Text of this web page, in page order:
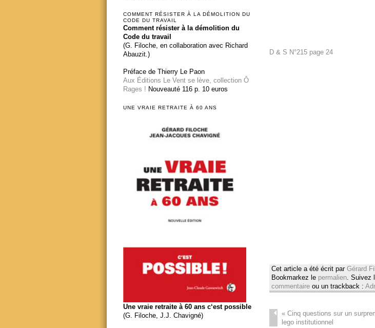
D & S N°215 page 24
Cet article a été écrit par Gérard
Bookmarkez le permalien. Suivez
commentaireou un trackback :
«Cinq questions sur un
lego institutionnel
COMMENT RÉSISTER À LA DÉMOLITION DU
CODE DU TRAVAIL
Comment résister à la démolition du
Code du travail
(G. Filoche, en collaboration avec Richard
Abauzit.)
Préface de Thierry Le Paon
Aux Éditions Le Vent se lève, collection Ô
Rages ! Nouveauté 116 p. 10 euros
UNE VRAIE RETRAITE À 60 ANS
Une vraie retraite à 60 ans c‘est possible
(G. Filoche, J.J. Chavigné)